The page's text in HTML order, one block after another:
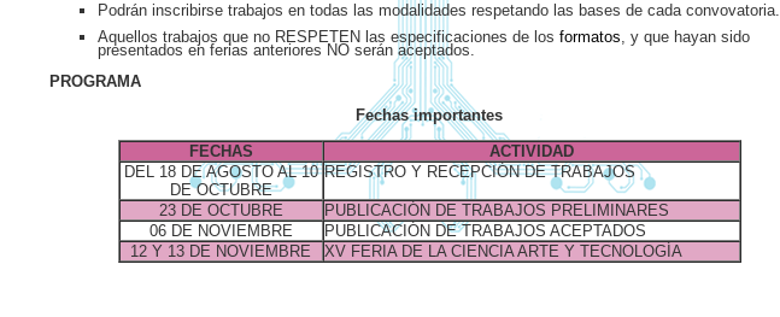
Podrán inscribirse trabajos en todas las modalidades respetando las bases de cada convovatoria.
Aquellos trabajos que no RESPETEN las especificaciones de los formatos, y que hayan sido
presentados en ferias anteriores NO serán aceptados.
PROGRAMA
Fechas importantes
FECHAS
ACTIVIDAD
DEL 18 DE AGOSTO AL 10
DE OCTUBRE
REGISTRO Y RECEPCIÓN DE TRABAJOS
23 DE OCTUBRE
PUBLICACIÓN DE TRABAJOS PRELIMINARES
06 DE NOVIEMBRE
PUBLICACIÓN DE TRABAJOS ACEPTADOS
12 Y 13 DE NOVIEMBRE
XV FERIA DE LA CIENCIA ARTE Y TECNOLOGÍA